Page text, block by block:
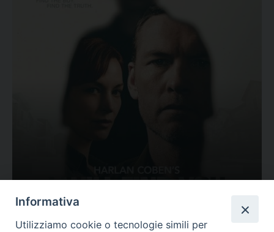
Valutazione
Complesso, Problematico
Informativa
Utilizziamo cookie o tecnologie simili per